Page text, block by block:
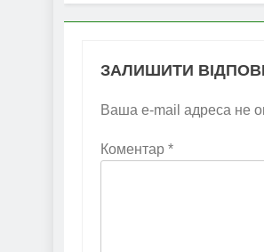
ЗАЛИШИТИ
Ваша e-mail адреса не
Коментар *